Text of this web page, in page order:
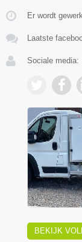
Er wordt
Laatste
Sociale media:
BEKIJK